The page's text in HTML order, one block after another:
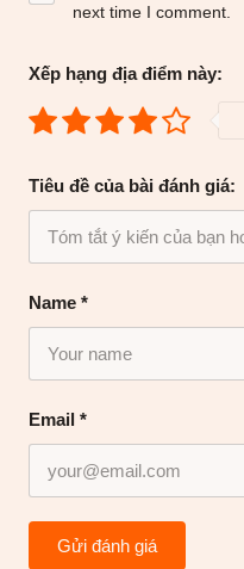
Name *
Email *
next time I comment.
Xếp hạng địa điểm này:
Tiêu đề của bài đánh giá: